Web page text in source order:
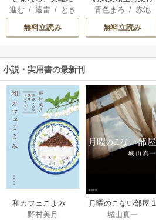
なった旦那様 ～
ただ祈るだけの役
立たずな妻のはず
進む / 遠雷/ とき
間
無料立読み
い領地防衛
青色まろ / 赤池
宗/転
無料立読み
小説・実用書の最新刊
和カフェこよみ
五月くんの夏のお
野村美月
月曜のこない部屋 1
巻
城山真一